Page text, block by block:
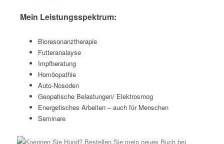
Mein Leistungsspektrum:
Bioresonanztherapie
Futteranalayse
Impfberatung
Homöopathie
Auto-Nosoden
Geopatische Belastungen/ Elektrosmog
Energetisches Arbeiten – auch für Menschen
Seminare